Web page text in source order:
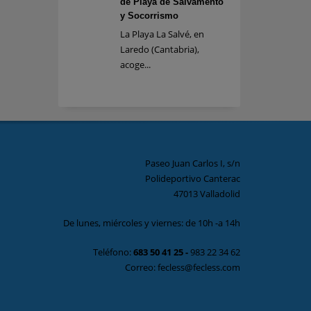
y Socorrismo
La Playa La Salvé, en
Laredo (Cantabria),
acoge...
Paseo Juan Carlos I, s/n
Polideportivo Canterac
47013 Valladolid
De lunes, miércoles y viernes: de 10h -a 14h
Teléfono:683 50 41 25-983 22 34 62
Correo: fecless@fecless.com